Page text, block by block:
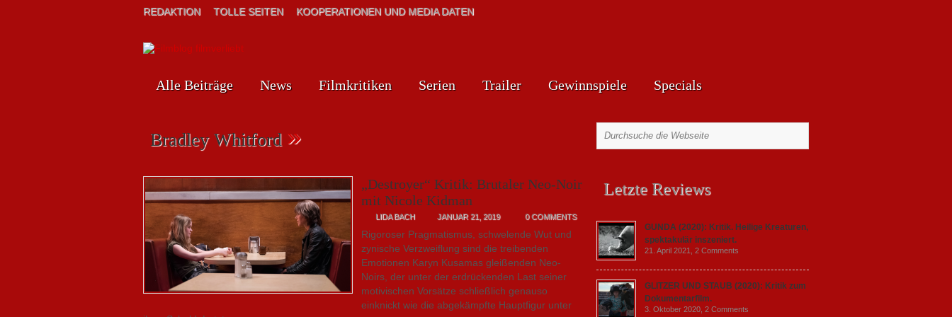
REDAKTION TOLLE SEITEN KOOPERATIONEN UND MEDIA DATEN
Alle Beiträge News Filmkritiken Serien Trailer Gewinnspiele Specials
Bradley Whitford »
„Destroyer“ Kritik: Brutaler Neo-Noir
mit Nicole Kidman
LIDA BACH JANUAR 21, 2019 0 COMMENTS
Rigoroser Pragmatismus, schwelende Wut und
zynische Verzweiflung sind die treibenden
Emotionen Karyn Kusamas gleißenden Neo-
Noirs, der unter der erdrückenden Last seiner
motivischen Vorsätze schließlich genauso
einknickt wie die abgekämpfte Hauptfigur unter
Letzte Reviews
GUNDA (2020): Kritik. Heilige Kreaturen,
spektakulär inszeniert.
21. April 2021, 2 Comments
GLITZER UND STAUB (2020): Kritik zum
Dokumentarfilm.
3. Oktober 2020, 2 Comments